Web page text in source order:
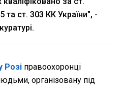
та ст. 303 КК України", -
Розі правоохоронці
організовану під